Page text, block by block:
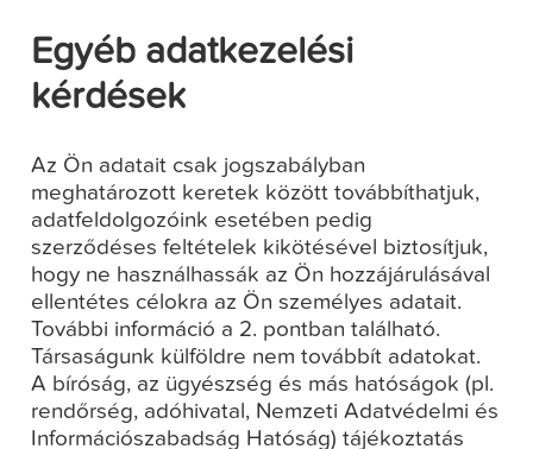
Egyéb adatkezelési
kérdések
Az Ön adatait csak jogszabályban
meghatározott keretek között továbbíthatjuk,
adatfeldolgozóink esetében pedig
szerződéses feltételek kikötésével biztosítjuk,
hogy ne használhassák az Ön hozzájárulásával
ellentétes célokra az Ön személyes adatait.
További információ a 2. pontban található.
Társaságunk külföldre nem továbbít adatokat.
A bíróság, az ügyészség és más hatóságok (pl.
rendőrség, adóhivatal, Nemzeti Adatvédelmi és
Információszabadság Hatóság) tájékoztatás